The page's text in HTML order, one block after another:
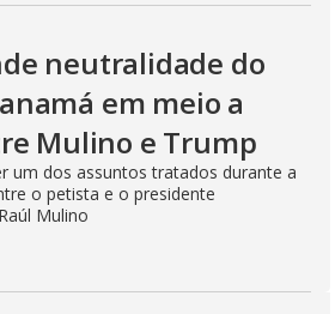
neutralidade do
em meio a
Mulino e Trump
um dos assuntos tratados durante a
o petista e o presidente
Mulino